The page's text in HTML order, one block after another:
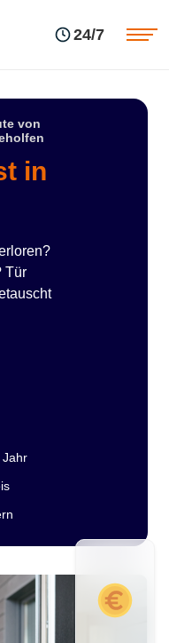
24/7
von
in
Tür
Jahr